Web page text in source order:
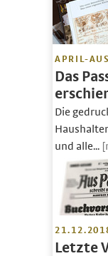
APRIL-
Das
Die
und alle...
Letzte